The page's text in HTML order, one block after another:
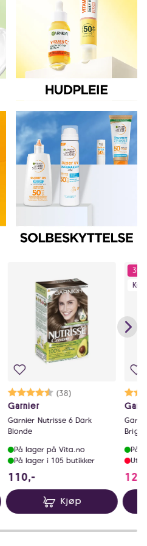
Karakter:
(38)
4.8 av 5 mulige
Garnier
Garnier Nutrisse 6 Dark
Blonde
På lager på Vita.no
På lager i 105 butikker
110,-110 NOK
Kjøp
På